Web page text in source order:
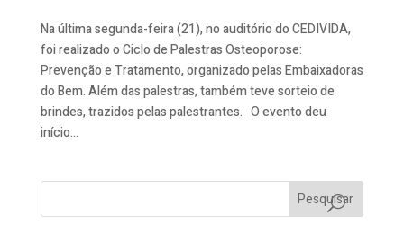
Na última segunda-feira (21), no auditório do CEDIVIDA,
foi realizado o Ciclo de Palestras Osteoporose:
Prevenção e Tratamento, organizado pelas Embaixadoras
do Bem. Além das palestras, também teve sorteio de
brindes, trazidos pelas palestrantes. O evento deu
início...
Pesquisar